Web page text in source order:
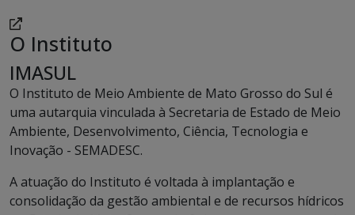
O Instituto
IMASUL
O Instituto de Meio Ambiente de Mato Grosso do Sul é
uma autarquia vinculada à Secretaria de Estado de Meio
Ambiente, Desenvolvimento, Ciência, Tecnologia e
Inovação - SEMADESC.
A atuação do Instituto é voltada à implantação e
consolidação da gestão ambiental e de recursos hídricos